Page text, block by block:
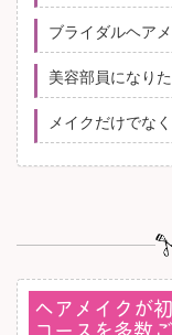
ブライダルヘア
美容部員になり
メイクだけでな
ヘアメイクが